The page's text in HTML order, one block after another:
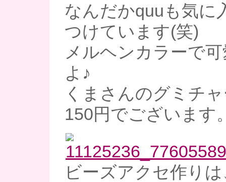
なんだかquuも気に
つけています(笑)
メルヘンカラーで
よ♪
くまさんのグミチ
150円でございます
ビーズアクセ作り